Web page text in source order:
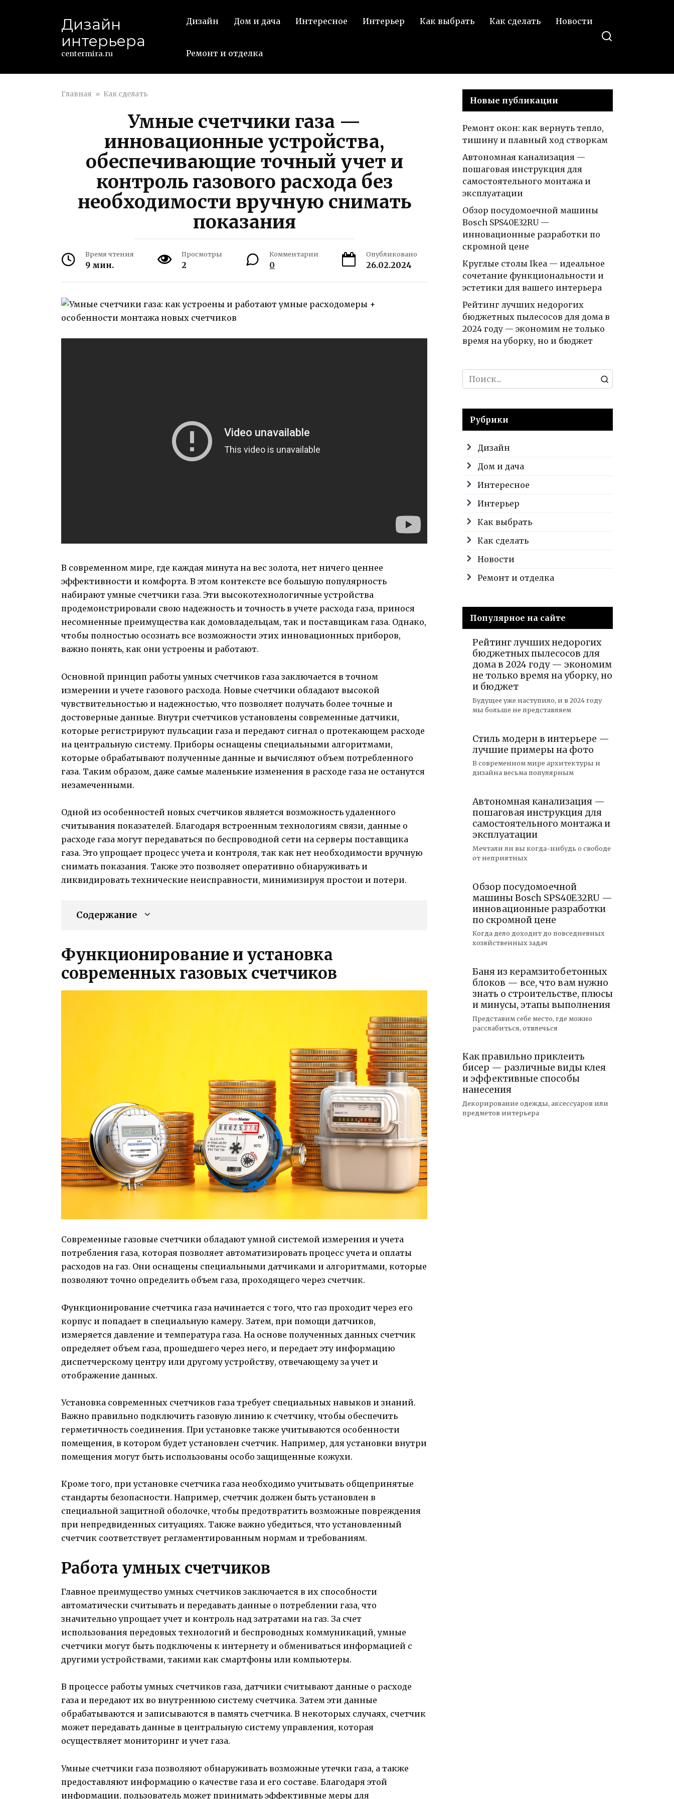
Дизайн
интерьера
centermira.ru
Дизайн Дом и дача Интересное Интерьер Как выбрать Как сделать Новости
Ремонт и отделка
Главная » Как сделать
Умные счетчики газа —
инновационные устройства,
обеспечивающие точный учет и
контроль газового расхода без
необходимости вручную снимать
показания
Время чтения
9 мин.
Просмотры
2
Комментарии
0
Опубликовано
26.02.2024
В современном мире, где каждая минута на вес золота, нет ничего ценнее
эффективности и комфорта. В этом контексте все большую популярность
набирают умные счетчики газа. Эти высокотехнологичные устройства
продемонстрировали свою надежность и точность в учете расхода газа, принося
несомненные преимущества как домовладельцам, так и поставщикам газа. Однако,
чтобы полностью осознать все возможности этих инновационных приборов,
важно понять, как они устроены и работают.
Основной принцип работы умных счетчиков газа заключается в точном
измерении и учете газового расхода. Новые счетчики обладают высокой
чувствительностью и надежностью, что позволяет получать более точные и
достоверные данные. Внутри счетчиков установлены современные датчики,
которые регистрируют пульсации газа и передают сигнал о протекающем расходе
на центральную систему. Приборы оснащены специальными алгоритмами,
которые обрабатывают полученные данные и вычисляют объем потребленного
газа. Таким образом, даже самые маленькие изменения в расходе газа не останутся
незамеченными.
Одной из особенностей новых счетчиков является возможность удаленного
считывания показателей. Благодаря встроенным технологиям связи, данные о
расходе газа могут передаваться по беспроводной сети на серверы поставщика
газа. Это упрощает процесс учета и контроля, так как нет необходимости вручную
снимать показания. Также это позволяет оперативно обнаруживать и
ликвидировать технические неисправности, минимизируя простои и потери.
Содержание
Функционирование и установка
современных газовых счетчиков
Современные газовые счетчики обладают умной системой измерения и учета
потребления газа, которая позволяет автоматизировать процесс учета и оплаты
расходов на газ. Они оснащены специальными датчиками и алгоритмами, которые
позволяют точно определить объем газа, проходящего через счетчик.
Функционирование счетчика газа начинается с того, что газ проходит через его
корпус и попадает в специальную камеру. Затем, при помощи датчиков,
измеряется давление и температура газа. На основе полученных данных счетчик
определяет объем газа, прошедшего через него, и передает эту информацию
диспетчерскому центру или другому устройству, отвечающему за учет и
отображение данных.
Установка современных счетчиков газа требует специальных навыков и знаний.
Важно правильно подключить газовую линию к счетчику, чтобы обеспечить
герметичность соединения. При установке также учитываются особенности
помещения, в котором будет установлен счетчик. Например, для установки внутри
помещения могут быть использованы особо защищенные кожухи.
Кроме того, при установке счетчика газа необходимо учитывать общепринятые
стандарты безопасности. Например, счетчик должен быть установлен в
специальной защитной оболочке, чтобы предотвратить возможные повреждения
при непредвиденных ситуациях. Также важно убедиться, что установленный
счетчик соответствует регламентированным нормам и требованиям.
Работа умных счетчиков
Главное преимущество умных счетчиков заключается в их способности
автоматически считывать и передавать данные о потреблении газа, что
значительно упрощает учет и контроль над затратами на газ. За счет
использования передовых технологий и беспроводных коммуникаций, умные
счетчики могут быть подключены к интернету и обмениваться информацией с
другими устройствами, такими как смартфоны или компьютеры.
В процессе работы умных счетчиков газа, датчики считывают данные о расходе
газа и передают их во внутреннюю систему счетчика. Затем эти данные
обрабатываются и записываются в память счетчика. В некоторых случаях, счетчик
может передавать данные в центральную систему управления, которая
осуществляет мониторинг и учет газа.
Умные счетчики газа позволяют обнаруживать возможные утечки газа, а также
предоставляют информацию о качестве газа и его составе. Благодаря этой
информации, пользователь может принимать эффективные меры для
Новые публикации
Ремонт окон: как вернуть тепло,
тишину и плавный ход створкам
Автономная канализация —
пошаговая инструкция для
самостоятельного монтажа и
эксплуатации
Обзор посудомоечной машины
Bosch SPS40E32RU —
инновационные разработки по
скромной цене
Круглые столы Ikea — идеальное
сочетание функциональности и
эстетики для вашего интерьера
Рейтинг лучших недорогих
бюджетных пылесосов для дома в
2024 году — экономим не только
время на уборку, но и бюджет
Search
for:
Рубрики
Дизайн
Дом и дача
Интересное
Интерьер
Как выбрать
Как сделать
Новости
Ремонт и отделка
Популярное на сайте
Рейтинг лучших недорогих
бюджетных пылесосов для
дома в 2024 году — экономим
не только время на уборку, но
и бюджет
Будущее уже наступило, и в 2024 году
мы больше не представляем
Стиль модерн в интерьере —
лучшие примеры на фото
В современном мире архитектуры и
дизайна весьма популярным
Автономная канализация —
пошаговая инструкция для
самостоятельного монтажа и
эксплуатации
Мечтали ли вы когда-нибудь о свободе
от неприятных
Обзор посудомоечной
машины Bosch SPS40E32RU —
инновационные разработки
по скромной цене
Когда дело доходит до повседневных
хозяйственных задач
Баня из керамзитобетонных
блоков — все, что вам нужно
знать о строительстве, плюсы
и минусы, этапы выполнения
Представим себе место, где можно
расслабиться, отвлечься
Как правильно приклеить
бисер — различные виды клея
и эффективные способы
нанесения
Декорирование одежды, аксессуаров или
предметов интерьера
Поделиться в
кухни —
подробная